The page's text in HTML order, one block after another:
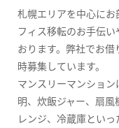
札幌エリアを中心に
フィス移転のお手伝
おります。弊社でお
時募集しています。
マンスリーマンショ
明、炊飯ジャー、扇
レンジ、冷蔵庫といっ